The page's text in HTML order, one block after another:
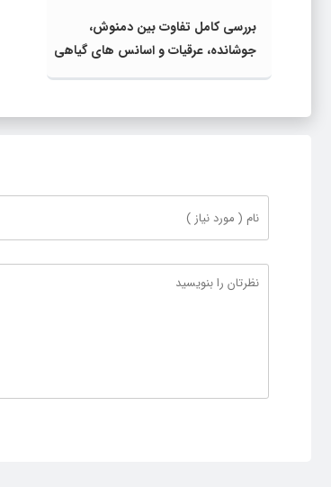
بررسی کامل تفاوت بین دمنوش،
جوشانده، عرقیات و اسانس‌ های گیاهی